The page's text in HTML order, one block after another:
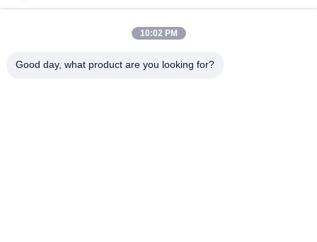
10:02 PM
Good day, what product are you looking for?